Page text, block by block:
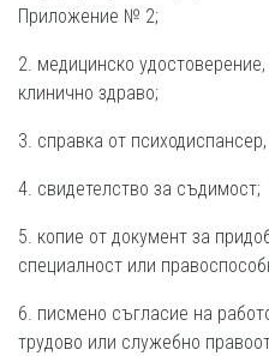
Приложение № 2;
2. медицинско
клинично здраво;
3. справка от
4. свидетелство за съдимост;
5. копие от документ за
специалност или
6. писмено съгласие на
трудово или служебно